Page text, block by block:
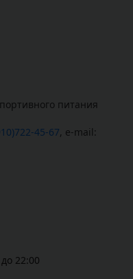
питания
45-67, e-mail:
22:00